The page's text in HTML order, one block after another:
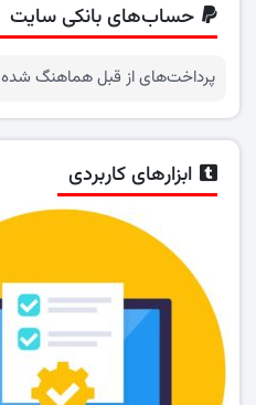
حساب‌های بانکی سایت
پرداخت‌های از قبل هماهنگ شده
ابزارهای کاربردی